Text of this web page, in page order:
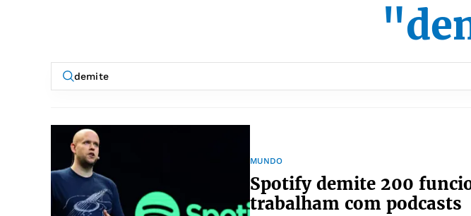
MUNDO
Spotify demite 200
trabalham com podcasts